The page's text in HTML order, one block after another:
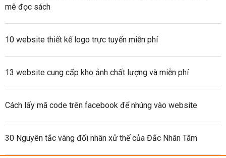
mê đọc sách
10 website thiết kế logo trực tuyến miễn phí
13 website cung cấp kho ảnh chất lượng và miễn phí
Cách lấy mã code trên facebook để nhúng vào website
30 Nguyên tắc vàng đối nhân xử thế của Đắc Nhân Tâm